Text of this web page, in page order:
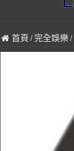
首頁 / 完全娛樂 /